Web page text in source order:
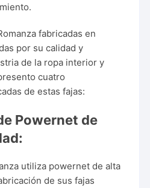
fabricadas en
por su calidad y
de la ropa interior y
cuatro
de estas fajas:
Powernet de
utiliza powernet de alta
de sus fajas